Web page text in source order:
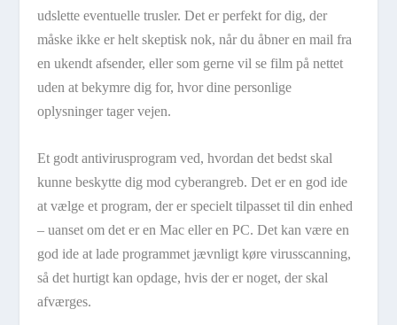
udslette eventuelle trusler. Det er perfekt for dig, der
måske ikke er helt skeptisk nok, når du åbner en mail fra
en ukendt afsender, eller som gerne vil se film på nettet
uden at bekymre dig for, hvor dine personlige
oplysninger tager vejen.
Et godt antivirusprogram ved, hvordan det bedst skal
kunne beskytte dig mod cyberangreb. Det er en god ide
at vælge et program, der er specielt tilpasset til din enhed
– uanset om det er en Mac eller en PC. Det kan være en
god ide at lade programmet jævnligt køre virusscanning,
så det hurtigt kan opdage, hvis der er noget, der skal
afværges.